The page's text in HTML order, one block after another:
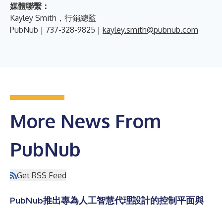
媒體聯繫：
Kayley Smith，行銷總監
PubNub | 737-328-9825 | kayley.smith@pubnub.com
More News From
PubNub
Get RSS Feed
PubNub推出專為人工智慧代理設計的控制平面與